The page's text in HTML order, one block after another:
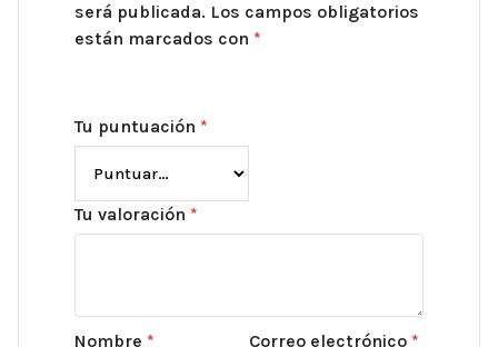
será publicada. Los campos obligatorios
están marcados con *
Tu puntuación *
Tu valoración *
Nombre * Correo electrónico *